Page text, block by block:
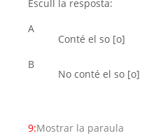
Escull la resposta:
A
Conté el so [o]
B
No conté el so [o]
9:Mostrar la paraula